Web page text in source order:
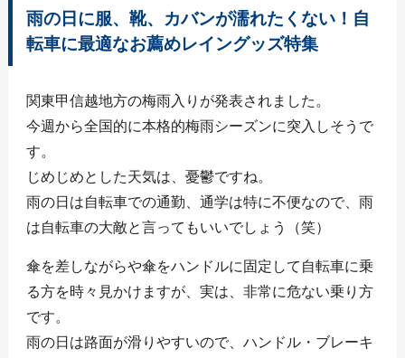
雨の日に服、靴、カバンが濡れたくない！自
転車に最適なお薦めレイングッズ特集
関東甲信越地方の梅雨入りが発表されました。
今週から全国的に本格的梅雨シーズンに突入しそうで
す。
じめじめとした天気は、憂鬱ですね。
雨の日は自転車での通勤、通学は特に不便なので、雨
は自転車の大敵と言ってもいいでしょう（笑）
傘を差しながらや傘をハンドルに固定して自転車に乗
る方を時々見かけますが、実は、非常に危ない乗り方
です。
雨の日は路面が滑りやすいので、ハンドル・ブレーキ